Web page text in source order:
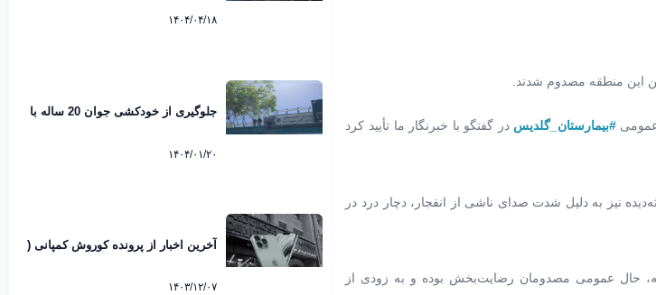
عمومی#بیمارستان_گلدیس در گفتگو با خبرنگار ما تأیید کرد
نیز به دلیل شدت صدای ناشی از انفجار، دچار درد در
حال عمومی مصدومان رضایت‌بخش بوده و به زودی از
۱۴۰۴/۰۴/۱۸
جلوگیری از خودکشی جوان 20 ساله با
۱۴۰۴/۰۱/۲۰
آخرین اخبار از پرونده کوروش کمپانی (
۱۴۰۳/۱۲/۰۷